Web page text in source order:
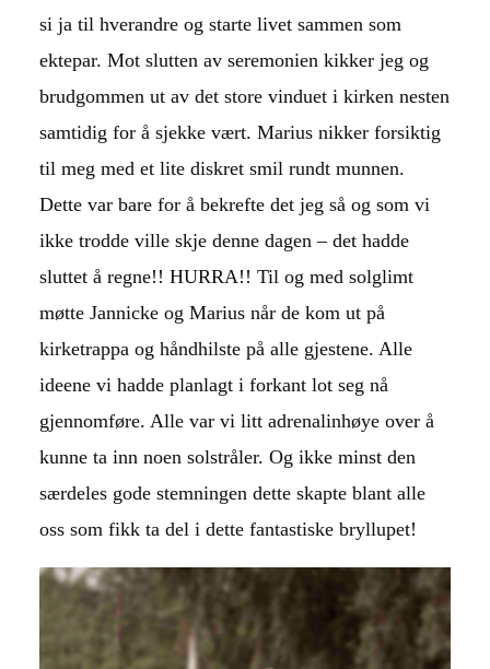
si ja til hverandre og starte livet sammen som
ektepar. Mot slutten av seremonien kikker jeg og
brudgommen ut av det store vinduet i kirken nesten
samtidig for å sjekke vært. Marius nikker forsiktig
til meg med et lite diskret smil rundt munnen.
Dette var bare for å bekrefte det jeg så og som vi
ikke trodde ville skje denne dagen – det hadde
sluttet å regne!! HURRA!! Til og med solglimt
møtte Jannicke og Marius når de kom ut på
kirketrappa og håndhilste på alle gjestene. Alle
ideene vi hadde planlagt i forkant lot seg nå
gjennomføre. Alle var vi litt adrenalinhøye over å
kunne ta inn noen solstråler. Og ikke minst den
særdeles gode stemningen dette skapte blant alle
oss som fikk ta del i dette fantastiske bryllupet!